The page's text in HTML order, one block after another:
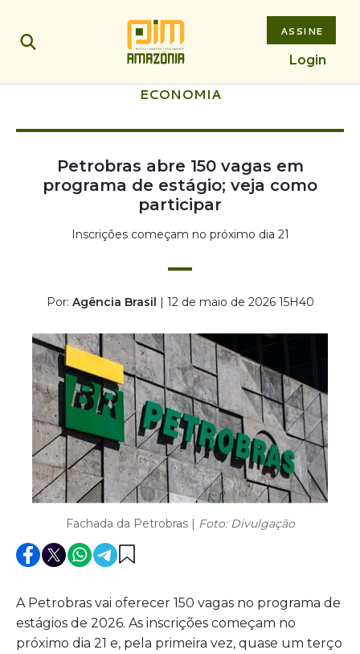
ASSINE
Login
ECONOMIA
Petrobras abre 150 vagas em
programa de estágio; veja como
participar
Inscrições começam no próximo dia 21
Por: Agência Brasil | 12 de maio de 2026 15H40
Fachada da Petrobras | Foto: Divulgação
A Petrobras vai oferecer 150 vagas no programa de
estágios de 2026. As inscrições começam no
próximo dia 21 e, pela primeira vez, quase um terço